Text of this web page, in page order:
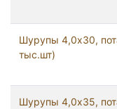
Шурупы 4,0x30,
тыс.шт)
Шурупы 4,0x35,